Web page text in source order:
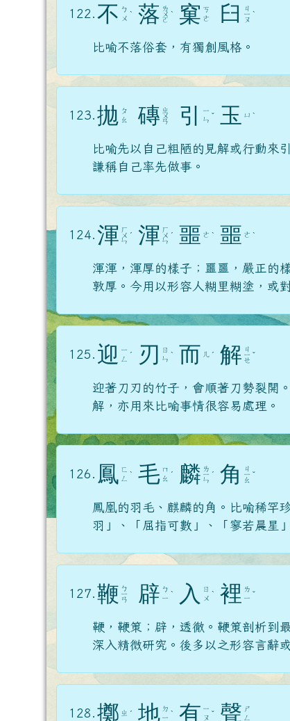
122. 不 ㄅ
ㄨ ˋ 落 ㄌ
ㄨ
ㄛ
ˋ 窠 ㄎ
ㄜ
臼 ㄐ
ㄧ
ㄡ
ˋ
比喻不落俗套，有獨創風格。
123. 拋 ㄆ
ㄠ
磚 ㄓ
ㄨ
ㄢ 引
ㄧ
ㄣ ˇ 玉 ㄩ ˋ
比喻先以自己粗陋的見解或行動來
謙稱自己率先做事。
124. 渾 ㄏ
ㄨ
ㄣ
ˊ 渾 ㄏ
ㄨ
ㄣ
ˊ 噩 ㄜ ˋ 噩 ㄜ ˋ
渾渾，渾厚的樣子；噩噩，嚴正的
敦厚。今用以形容人糊里糊塗，或
125. 迎 ㄧ
ㄥ
ˊ 刃
ㄖ
ㄣ ˋ 而 ㄦ ˊ 解 ㄐ
ㄧ
ㄝ
ˇ
迎著刀刃的竹子，會順著刀勢裂開
解，亦用來比喻事情很容易處理。
126. 鳳 ㄈ
ㄥ
ˋ 毛 ㄇ
ㄠ ˊ 麟 ㄌ
ㄧ
ㄣ
ˊ 角 ㄐ
ㄧ
ㄠ
ˇ
鳳凰的羽毛、麒麟的角。比喻稀罕
羽」、「屈指可數」、「寥若晨星
127. 鞭 ㄅ
ㄧ
ㄢ 辟 ㄅ
ㄧ ˋ 入
ㄖ
ㄨ ˋ 裡 ㄌ
ㄧ ˇ
鞭，鞭策；辟，透徹。鞭策剖析到
深入精微研究。後多以之形容言辭
128. 擲 ㄓ ˊ 地 ㄉ
ㄧ ˋ 有 ㄧ
ㄡ ˇ 聲 ㄕ
ㄥ